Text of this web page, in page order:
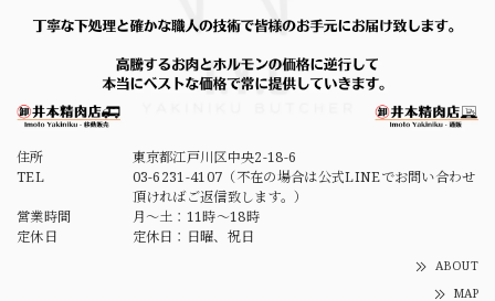
住所
東京都江戸川区中央2-18-6
TEL
03-6231-4107（不在の場合は公式LINEでお問い合わせ
頂ければご返信致します。）
営業時間
月～土：11時～18時
定休日
定休日：日曜、祝日
ABOUT
MAP